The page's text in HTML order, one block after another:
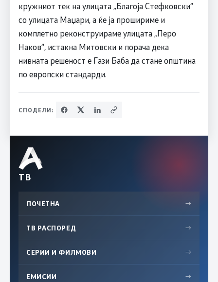
кружниот тек на улицата „Благоја Стефковски“
со улицата Маџари, а ќе ја прошириме и
комплетно реконструираме улицата „Перо
Наков“, истакна Митовски и порача дека
нивната решеност е Гази Баба да стане општина
по европски стандарди.
СПОДЕЛИ:
ТВ
ПОЧЕТНА →
ТВ РАСПОРЕД →
СЕРИИ И ФИЛМОВИ →
ЕМИСИИ →